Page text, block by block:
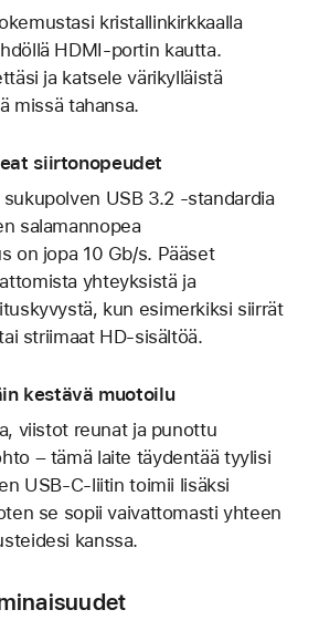
kristallinkirkkaalla
HDMI-portin kautta.
ja katsele värikylläistä
missä tahansa.
siirtonopeudet
USB 3.2 ‑standardia
salamannopea
on jopa 10 Gb/s. Pääset
yhteyksistä ja
kun esimerkiksi siirrät
striimaat HD-sisältöä.
kestävä muotoilu
viistot reunat ja punottu
– tämä laite täydentää tyylisi
USB-C-liitin toimii lisäksi
se sopii vaivattomasti yhteen
kanssa.